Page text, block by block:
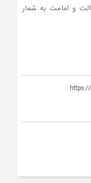
و امامت به شمار
https://